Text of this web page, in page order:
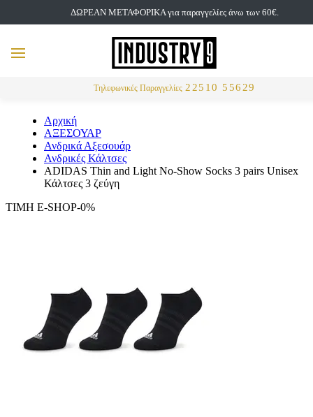
ΔΩΡΕΑΝ ΜΕΤΑΦΟΡΙΚΑ για παραγγελίες άνω των 60€.
Τηλεφωνικές Παραγγελίες 22510 55629
MENU
Αρχική
ΑΞΕΣΟΥΑΡ
Ανδρικά Αξεσουάρ
Ανδρικές Κάλτσες
ADIDAS Thin and Light No-Show Socks 3 pairs Unisex
Κάλτσες 3 ζεύγη
ΤΙΜΗ E-SHOP-0%